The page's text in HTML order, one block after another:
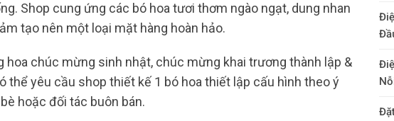
Shop cung ứng các bó hoa tươi thơm ngào ngạt, dung nhan
tạo nên một loại mặt hàng hoàn hảo.
chúc mừng sinh nhật, chúc mừng khai trương thành lập &
yêu cầu shop thiết kế 1 bó hoa thiết lập cấu hình theo ý
hoặc đối tác buôn bán.